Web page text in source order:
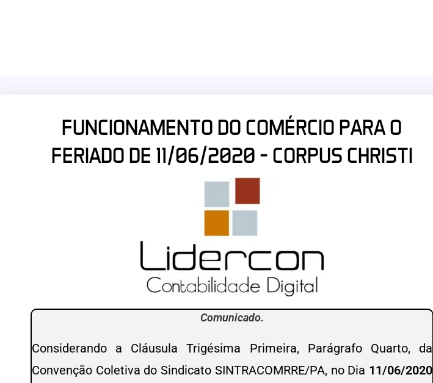
FUNCIONAMENTO DO COMÉRCIO PARA O
FERIADO DE 11/06/2020 – CORPUS CHRISTI
Comunicado.
Considerando a Cláusula Trigésima Primeira, Parágrafo Quarto, da
Convenção Coletiva do Sindicato SINTRACOMRRE/PA, no Dia 11/06/2020